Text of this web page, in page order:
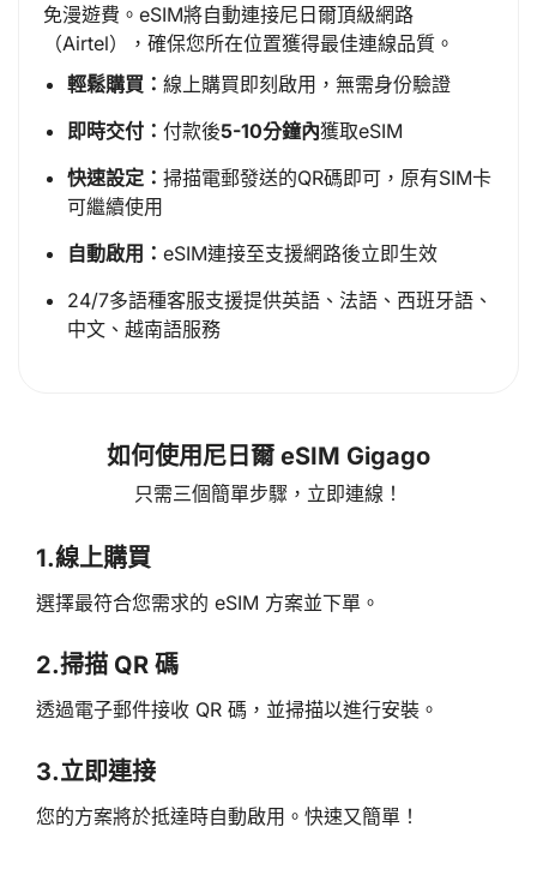
免漫遊費。eSIM將自動連接尼日爾頂級網路
（Airtel），確保您所在位置獲得最佳連線品質。
輕鬆購買： 線上購買即刻啟用，無需身份驗證
即時交付： 付款後5-10分鐘內獲取eSIM
快速設定： 掃描電郵發送的QR碼即可，原有SIM卡
可繼續使用
自動啟用： eSIM連接至支援網路後立即生效
24/7多語種客服支援提供英語、法語、西班牙語、
中文、越南語服務
如何使用尼日爾 eSIM Gigago
只需三個簡單步驟，立即連線！
1.線上購買
選擇最符合您需求的 eSIM 方案並下單。
2.掃描 QR 碼
透過電子郵件接收 QR 碼，並掃描以進行安裝。
3.立即連接
您的方案將於抵達時自動啟用。快速又簡單！